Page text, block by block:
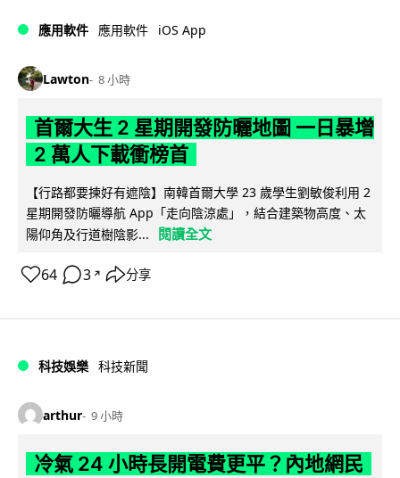
應用軟件 應用軟件 iOS App
Lawton 8 小時
首爾大生 2 星期開發防曬地圖 一日暴增
2 萬人下載衝榜首
【行路都要揀好有遮陰】南韓首爾大學 23 歲學生劉敏俊利用 2
星期開發防曬導航 App「走向陰涼處」，結合建築物高度、太
陽仰角及行道樹陰影...
閱讀全文
64 3 ↗ 分享
科技娛樂 科技新聞
arthur 9 小時
冷氣 24 小時長開電費更平？內地網民